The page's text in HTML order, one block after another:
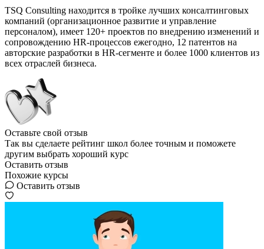
TSQ Consulting находится в тройке лучших консалтинговых
компаний (организационное развитие и управление
персоналом), имеет 120+ проектов по внедрению изменений и
сопровождению HR-процессов ежегодно, 12 патентов на
авторские разработки в HR-сегменте и более 1000 клиентов из
всех отраслей бизнеса.
Оставьте свой отзыв
Так вы сделаете рейтинг школ более точным и поможете
другим выбрать хороший курс
Оставить отзыв
Похожие курсы
Оставить отзыв